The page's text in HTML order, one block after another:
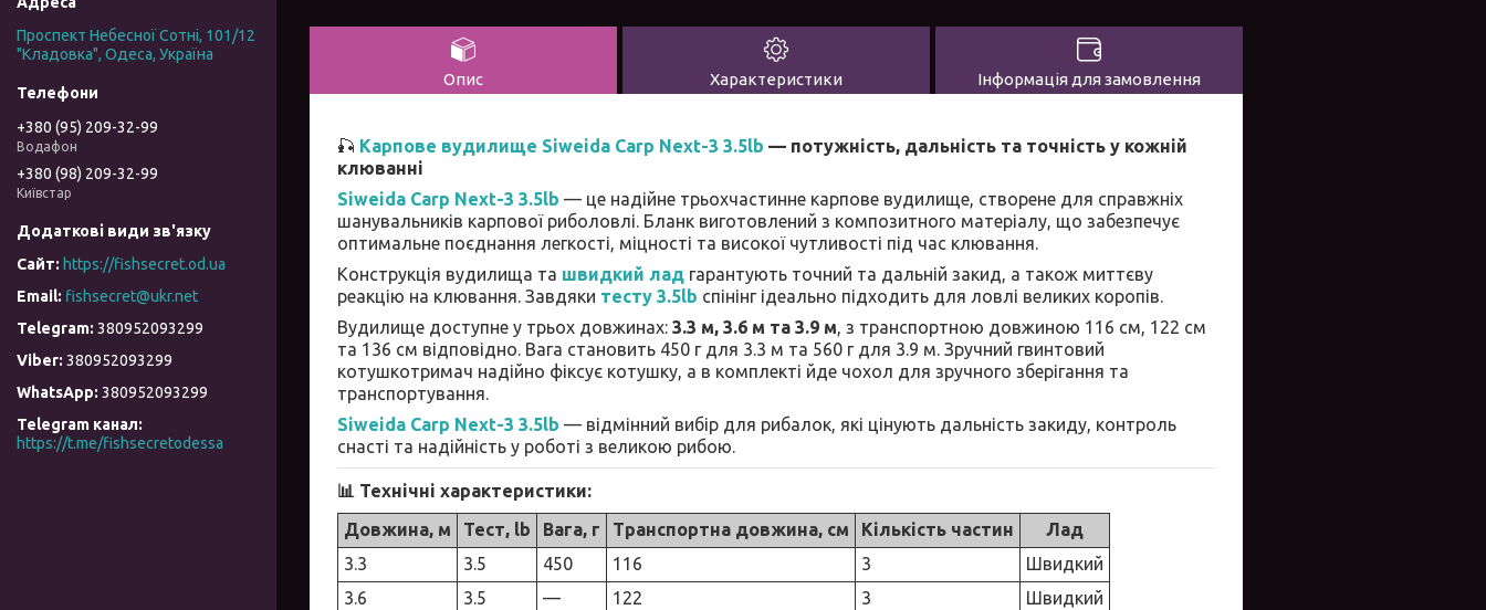
Опис Характеристики Інформація для замовлення
🎣 Карпове вудилище Siweida Carp Next-3 3.5lb — потужність, дальність та точність у кожній
клюванні
Siweida Carp Next-3 3.5lb — це надійне трьохчастинне карпове вудилище, створене для справжніх
шанувальників карпової риболовлі. Бланк виготовлений з композитного матеріалу, що забезпечує
оптимальне поєднання легкості, міцності та високої чутливості під час клювання.
Конструкція вудилища та швидкий лад гарантують точний та дальній закид, а також миттєву
реакцію на клювання. Завдяки тесту 3.5lb спінінг ідеально підходить для ловлі великих коропів.
Вудилище доступне у трьох довжинах: 3.3 м, 3.6 м та 3.9 м, з транспортною довжиною 116 см, 122 см
та 136 см відповідно. Вага становить 450 г для 3.3 м та 560 г для 3.9 м. Зручний гвинтовий
котушкотримач надійно фіксує котушку, а в комплекті йде чохол для зручного зберігання та
транспортування.
Siweida Carp Next-3 3.5lb — відмінний вибір для рибалок, які цінують дальність закиду, контроль
снасті та надійність у роботі з великою рибою.
📊 Технічні характеристики:
Довжина, м
Тест, lb Вага, г Транспортна довжина, см Кількість частин
Лад
3.3
3.5 450 116 3
Швидкий
3.6
3.5 — 122 3
Швидкий
Проспект Небесної Сотні, 101/12
"Кладовка", Одеса, Україна
+380 (95) 209-32-99
Водафон
+380 (98) 209-32-99
Київстар
https://fishsecret.od.ua
fishsecret@ukr.net
380952093299
380952093299
380952093299
Telegram канал
https://t.me/fishsecretodessa